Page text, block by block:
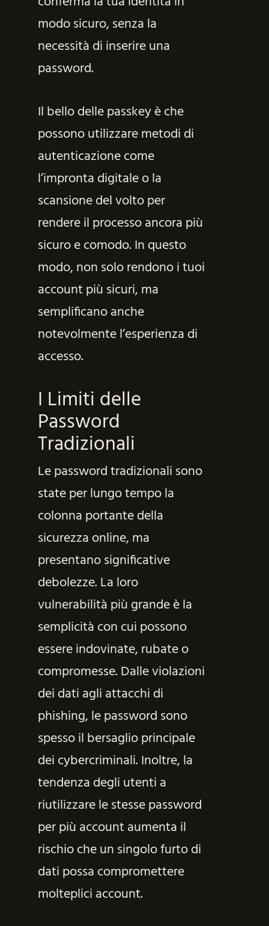
modo sicuro, senza la
necessità di inserire una
password.
Il bello delle passkey è che
possono utilizzare metodi di
autenticazione come
l’impronta digitale o la
scansione del volto per
rendere il processo ancora più
sicuro e comodo. In questo
modo, non solo rendono i tuoi
account più sicuri, ma
semplificano anche
notevolmente l’esperienza di
accesso.
I Limiti delle
Password
Tradizionali
Le password tradizionali sono
state per lungo tempo la
colonna portante della
sicurezza online, ma
presentano significative
debolezze. La loro
vulnerabilità più grande è la
semplicità con cui possono
essere indovinate, rubate o
compromesse. Dalle violazioni
dei dati agli attacchi di
phishing, le password sono
spesso il bersaglio principale
dei cybercriminali. Inoltre, la
tendenza degli utenti a
riutilizzare le stesse password
per più account aumenta il
rischio che un singolo furto di
dati possa compromettere
molteplici account.